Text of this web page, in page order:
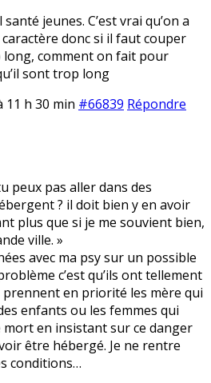
jeunes. C’est vrai qu’on a
donc si il faut couper
long, comment on fait pour
sont trop long
11 h 30 min #66839 Répondre
peux pas aller dans des
? il doit bien y en avoir
plus que si je me souvient bien,
ville. »
avec ma psy sur un possible
c’est qu’ils ont tellement
prennent en priorité les mère qui
enfants ou les femmes qui
en insistant sur ce danger
être hébergé. Je ne rentre
conditions…